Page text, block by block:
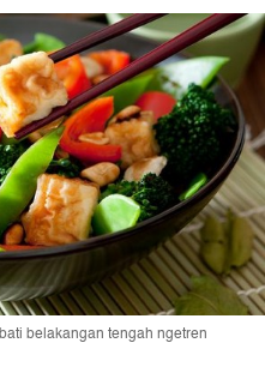
belakangan tengah ngetren